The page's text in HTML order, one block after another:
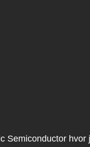
Semiconductor